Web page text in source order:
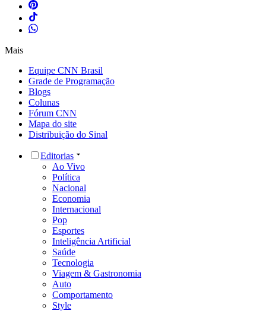
Mais
Equipe CNN Brasil
Grade de Programação
Blogs
Colunas
Fórum CNN
Mapa do site
Distribuição do Sinal
Editorias
Ao Vivo
Política
Nacional
Economia
Internacional
Pop
Esportes
Inteligência Artificial
Saúde
Tecnologia
Viagem & Gastronomia
Auto
Comportamento
Style